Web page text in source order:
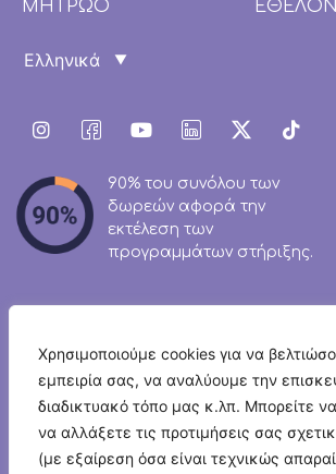
Χρησιμοποιούμε cookies για να
εμπειρία σας, να αναλύουμε την
διαδικτυακό τόπο μας κ.λπ. Μπορείτε
να αλλάξετε τις προτιμήσεις σας
(με εξαίρεση όσα είναι τεχνικώς
ΜΗΤΡΩΟ
90% του συνόλου των
δωρεών αφορά την
εκτέλεση των
προγραμμάτων στήριξης.
Newsletter